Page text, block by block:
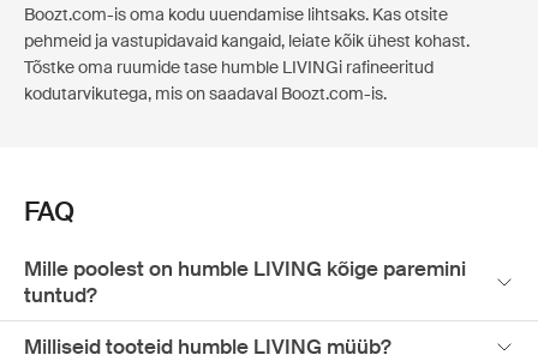
Boozt.com-is oma kodu uuendamise lihtsaks. Kas otsite
pehmeid ja vastupidavaid kangaid, leiate kõik ühest kohast.
Tõstke oma ruumide tase humble LIVINGi rafineeritud
kodutarvikutega, mis on saadaval Boozt.com-is.
FAQ
Mille poolest on humble LIVING kõige paremini
tuntud?
Milliseid tooteid humble LIVING müüb?